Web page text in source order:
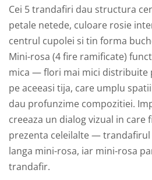
Cei 5 trandafiri dau structura
petale netede, culoare rosie
centrul cupolei si tin forma
Mini-rosa (4 fire ramificate)
mica — flori mai mici distribuite
pe aceeasi tija, care umplu
dau profunzime compozitiei.
creeaza un dialog vizual in care
prezenta celeilalte —
langa mini-rosa, iar mini-rosa
trandafir.